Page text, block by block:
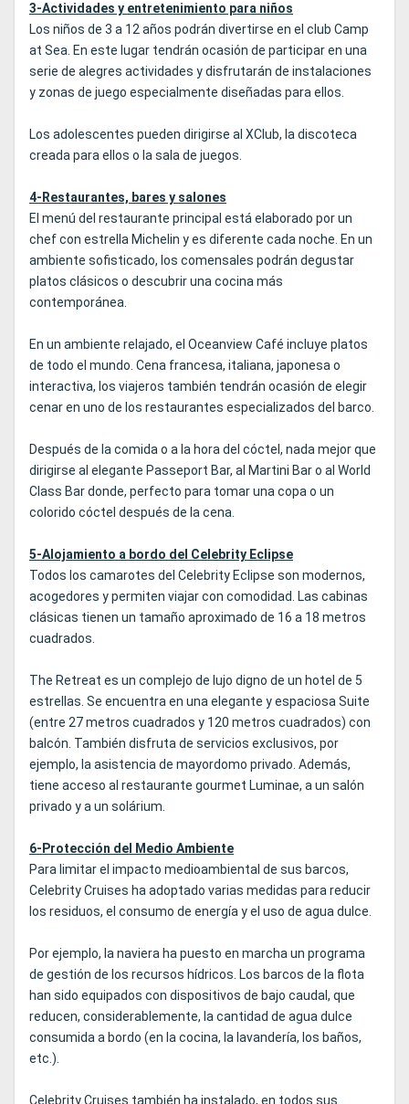
3-Actividades y entretenimiento para niños
Los niños de 3 a 12 años podrán divertirse en el club Camp
at Sea. En este lugar tendrán ocasión de participar en una
serie de alegres actividades y disfrutarán de instalaciones
y zonas de juego especialmente diseñadas para ellos.
Los adolescentes pueden dirigirse al XClub, la discoteca
creada para ellos o la sala de juegos.
4-Restaurantes, bares y salones
El menú del restaurante principal está elaborado por un
chef con estrella Michelin y es diferente cada noche. En un
ambiente sofisticado, los comensales podrán degustar
platos clásicos o descubrir una cocina más
contemporánea.
En un ambiente relajado, el Oceanview Café incluye platos
de todo el mundo. Cena francesa, italiana, japonesa o
interactiva, los viajeros también tendrán ocasión de elegir
cenar en uno de los restaurantes especializados del barco.
Después de la comida o a la hora del cóctel, nada mejor que
dirigirse al elegante Passeport Bar, al Martini Bar o al World
Class Bar donde, perfecto para tomar una copa o un
colorido cóctel después de la cena.
5-Alojamiento a bordo del Celebrity Eclipse
Todos los camarotes del Celebrity Eclipse son modernos,
acogedores y permiten viajar con comodidad. Las cabinas
clásicas tienen un tamaño aproximado de 16 a 18 metros
cuadrados.
The Retreat es un complejo de lujo digno de un hotel de 5
estrellas. Se encuentra en una elegante y espaciosa Suite
(entre 27 metros cuadrados y 120 metros cuadrados) con
balcón. También disfruta de servicios exclusivos, por
ejemplo, la asistencia de mayordomo privado. Además,
tiene acceso al restaurante gourmet Luminae, a un salón
privado y a un solárium.
6-Protección del Medio Ambiente
Para limitar el impacto medioambiental de sus barcos,
Celebrity Cruises ha adoptado varias medidas para reducir
los residuos, el consumo de energía y el uso de agua dulce.
Por ejemplo, la naviera ha puesto en marcha un programa
de gestión de los recursos hídricos. Los barcos de la flota
han sido equipados con dispositivos de bajo caudal, que
reducen, considerablemente, la cantidad de agua dulce
consumida a bordo (en la cocina, la lavandería, los baños,
etc.).
Celebrity Cruises también ha instalado, en todos sus